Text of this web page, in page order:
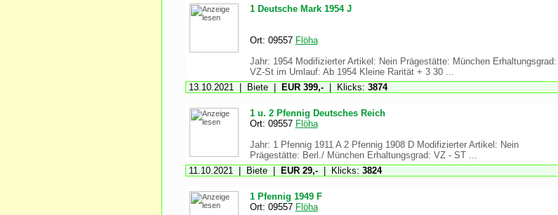
1 Deutsche Mark 1954 J
Ort: 09557 Flöha
Jahr: 1954 Modifizierter Artikel: Nein Prägestätte: München Erhaltungsgrad:
VZ-St im Umlauf: Ab 1954 Kleine Rarität + 3 30 ...
13.10.2021 | Biete |
EUR 399,-| Klicks: 3874
1 u. 2 Pfennig Deutsches Reich
Ort: 09557 Flöha
Jahr: 1 Pfennig 1911 A 2 Pfennig 1908 D Modifizierter Artikel: Nein
Prägestätte: Berl./ München Erhaltungsgrad: VZ - ST ...
11.10.2021 | Biete |
EUR 29,-| Klicks: 3824
1 Pfennig 1949 F
Ort: 09557 Flöha